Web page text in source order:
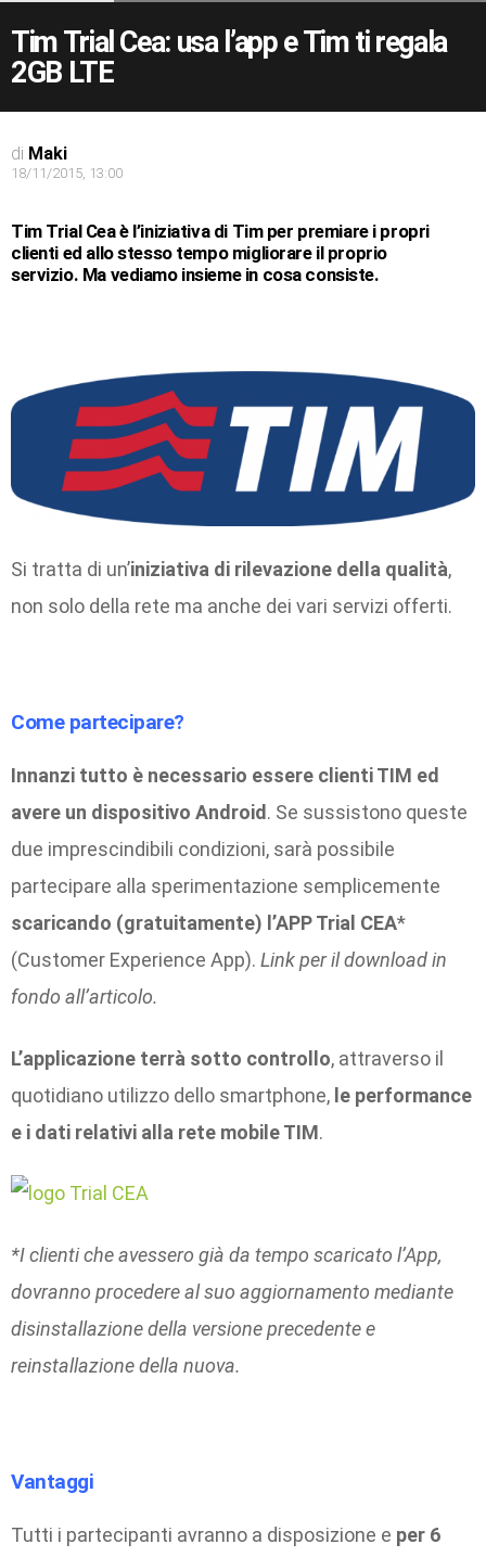
Tim Trial Cea: usa l’app e Tim ti regala
2GB LTE
di Maki
18/11/2015, 13:00
Tim Trial Cea è l’iniziativa di Tim per premiare i propri
clienti ed allo stesso tempo migliorare il proprio
servizio. Ma vediamo insieme in cosa consiste.
Si tratta di un’iniziativa di rilevazione della qualità,
non solo della rete ma anche dei vari servizi offerti.
Come partecipare?
Innanzi tutto è necessario essere clienti TIM ed
avere un dispositivo Android. Se sussistono queste
due imprescindibili condizioni, sarà possibile
partecipare alla sperimentazione semplicemente
scaricando (gratuitamente) l’APP Trial CEA*
(Customer Experience App). Link per il download in
fondo all’articolo.
L’applicazione terrà sotto controllo, attraverso il
quotidiano utilizzo dello smartphone, le performance
e i dati relativi alla rete mobile TIM.
*I clienti che avessero già da tempo scaricato l’App,
dovranno procedere al suo aggiornamento mediante
disinstallazione della versione precedente e
reinstallazione della nuova.
Vantaggi
Tutti i partecipanti avranno a disposizione e per 6